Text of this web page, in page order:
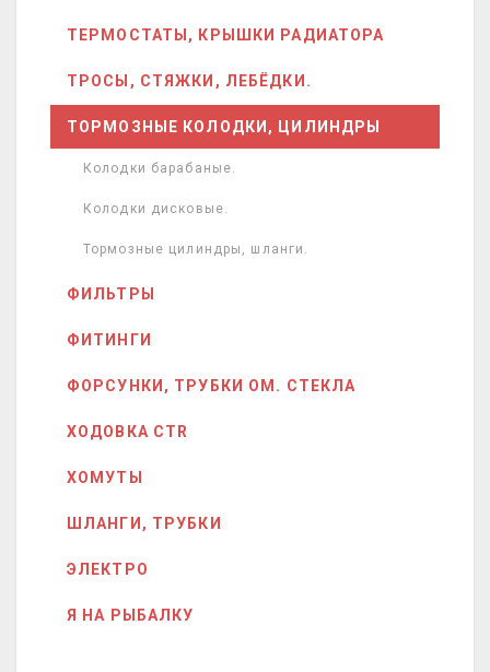
ТЕРМОСТАТЫ, КРЫШКИ РАДИАТОРА
ТРОСЫ, СТЯЖКИ, ЛЕБЁДКИ.
ТОРМОЗНЫЕ КОЛОДКИ, ЦИЛИНДРЫ
Колодки барабаные.
Колодки дисковые.
Тормозные цилиндры, шланги.
ФИЛЬТРЫ
ФИТИНГИ
ФОРСУНКИ, ТРУБКИ ОМ. СТЕКЛА
ХОДОВКА CTR
ХОМУТЫ
ШЛАНГИ, ТРУБКИ
ЭЛЕКТРО
Я НА РЫБАЛКУ